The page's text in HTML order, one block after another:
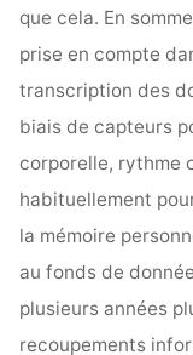
que cela. En
prise en compte
transcription des
biais de capteurs
corporelle, rythme
habituellement
la mémoire
au fonds de
plusieurs années
recoupements